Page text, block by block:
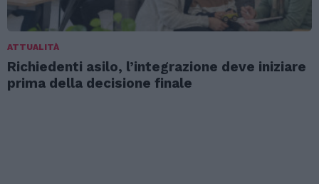
ATTUALITÀ
Richiedenti asilo, l’integrazione deve iniziare
prima della decisione finale